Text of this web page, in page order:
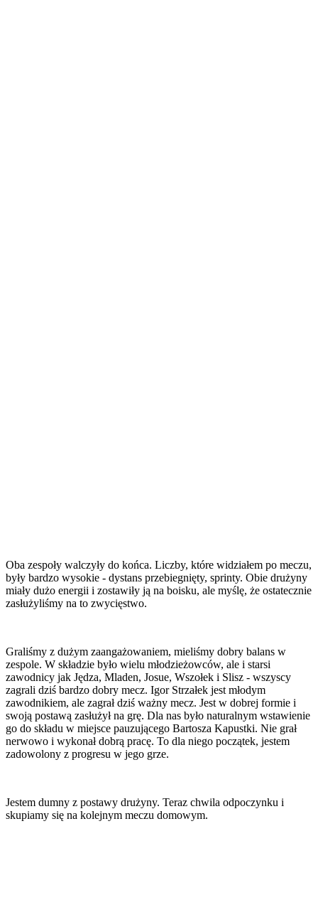
Oba zespoły walczyły do końca. Liczby, które widziałem po meczu,
były bardzo wysokie - dystans przebiegnięty, sprinty. Obie drużyny
miały dużo energii i zostawiły ją na boisku, ale myślę, że ostatecznie
zasłużyliśmy na to zwycięstwo.
Graliśmy z dużym zaangażowaniem, mieliśmy dobry balans w
zespole. W składzie było wielu młodzieżowców, ale i starsi
zawodnicy jak Jędza, Mladen, Josue, Wszołek i Slisz - wszyscy
zagrali dziś bardzo dobry mecz. Igor Strzałek jest młodym
zawodnikiem, ale zagrał dziś ważny mecz. Jest w dobrej formie i
swoją postawą zasłużył na grę. Dla nas było naturalnym wstawienie
go do składu w miejsce pauzującego Bartosza Kapustki. Nie grał
nerwowo i wykonał dobrą pracę. To dla niego początek, jestem
zadowolony z progresu w jego grze.
Jestem dumny z postawy drużyny. Teraz chwila odpoczynku i
skupiamy się na kolejnym meczu domowym.